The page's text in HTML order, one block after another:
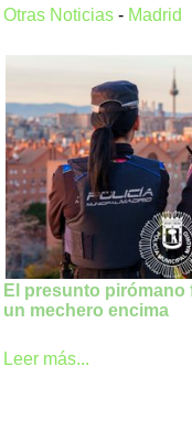
Otras Noticias - Madrid
El presunto pirómano
un mechero encima
Leer más...